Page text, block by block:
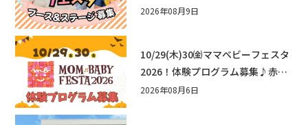
として♪ステージ又はブース出店
2026年08月9日
10/29(木)30㈮ママベビーフェスタ
2026！体験プログラム募集♪赤ち
ゃん向けイベントに出演しません
2026年08月6日